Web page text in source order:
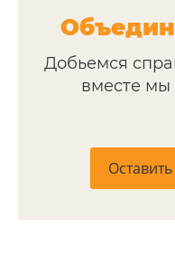
Добьемся
вместе мы
Заголовок